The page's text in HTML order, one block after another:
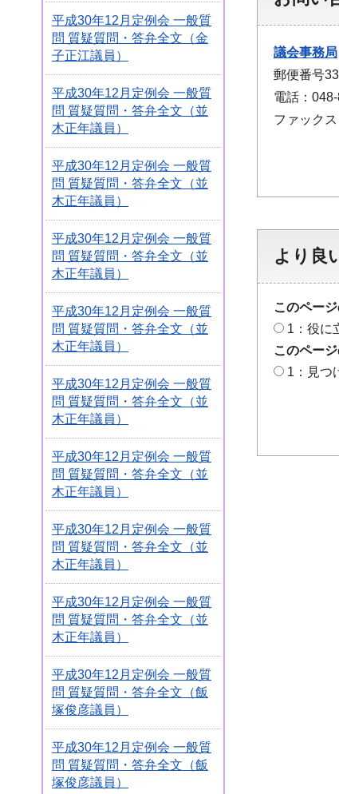
平成30年12月定例会 一般質
問 質疑質問・答弁全文（金
子正江議員）
平成30年12月定例会 一般質
問 質疑質問・答弁全文（並
木正年議員）
平成30年12月定例会 一般質
問 質疑質問・答弁全文（並
木正年議員）
平成30年12月定例会 一般質
問 質疑質問・答弁全文（並
木正年議員）
平成30年12月定例会 一般質
問 質疑質問・答弁全文（並
木正年議員）
平成30年12月定例会 一般質
問 質疑質問・答弁全文（並
木正年議員）
平成30年12月定例会 一般質
問 質疑質問・答弁全文（並
木正年議員）
平成30年12月定例会 一般質
問 質疑質問・答弁全文（並
木正年議員）
平成30年12月定例会 一般質
問 質疑質問・答弁全文（並
木正年議員）
平成30年12月定例会 一般質
問 質疑質問・答弁全文（飯
塚俊彦議員）
平成30年12月定例会 一般質
問 質疑質問・答弁全文（飯
塚俊彦議員）
議会事務局
郵便番号
電話：
ファック
より良
このペー
1：役に
このペー
1：見つ